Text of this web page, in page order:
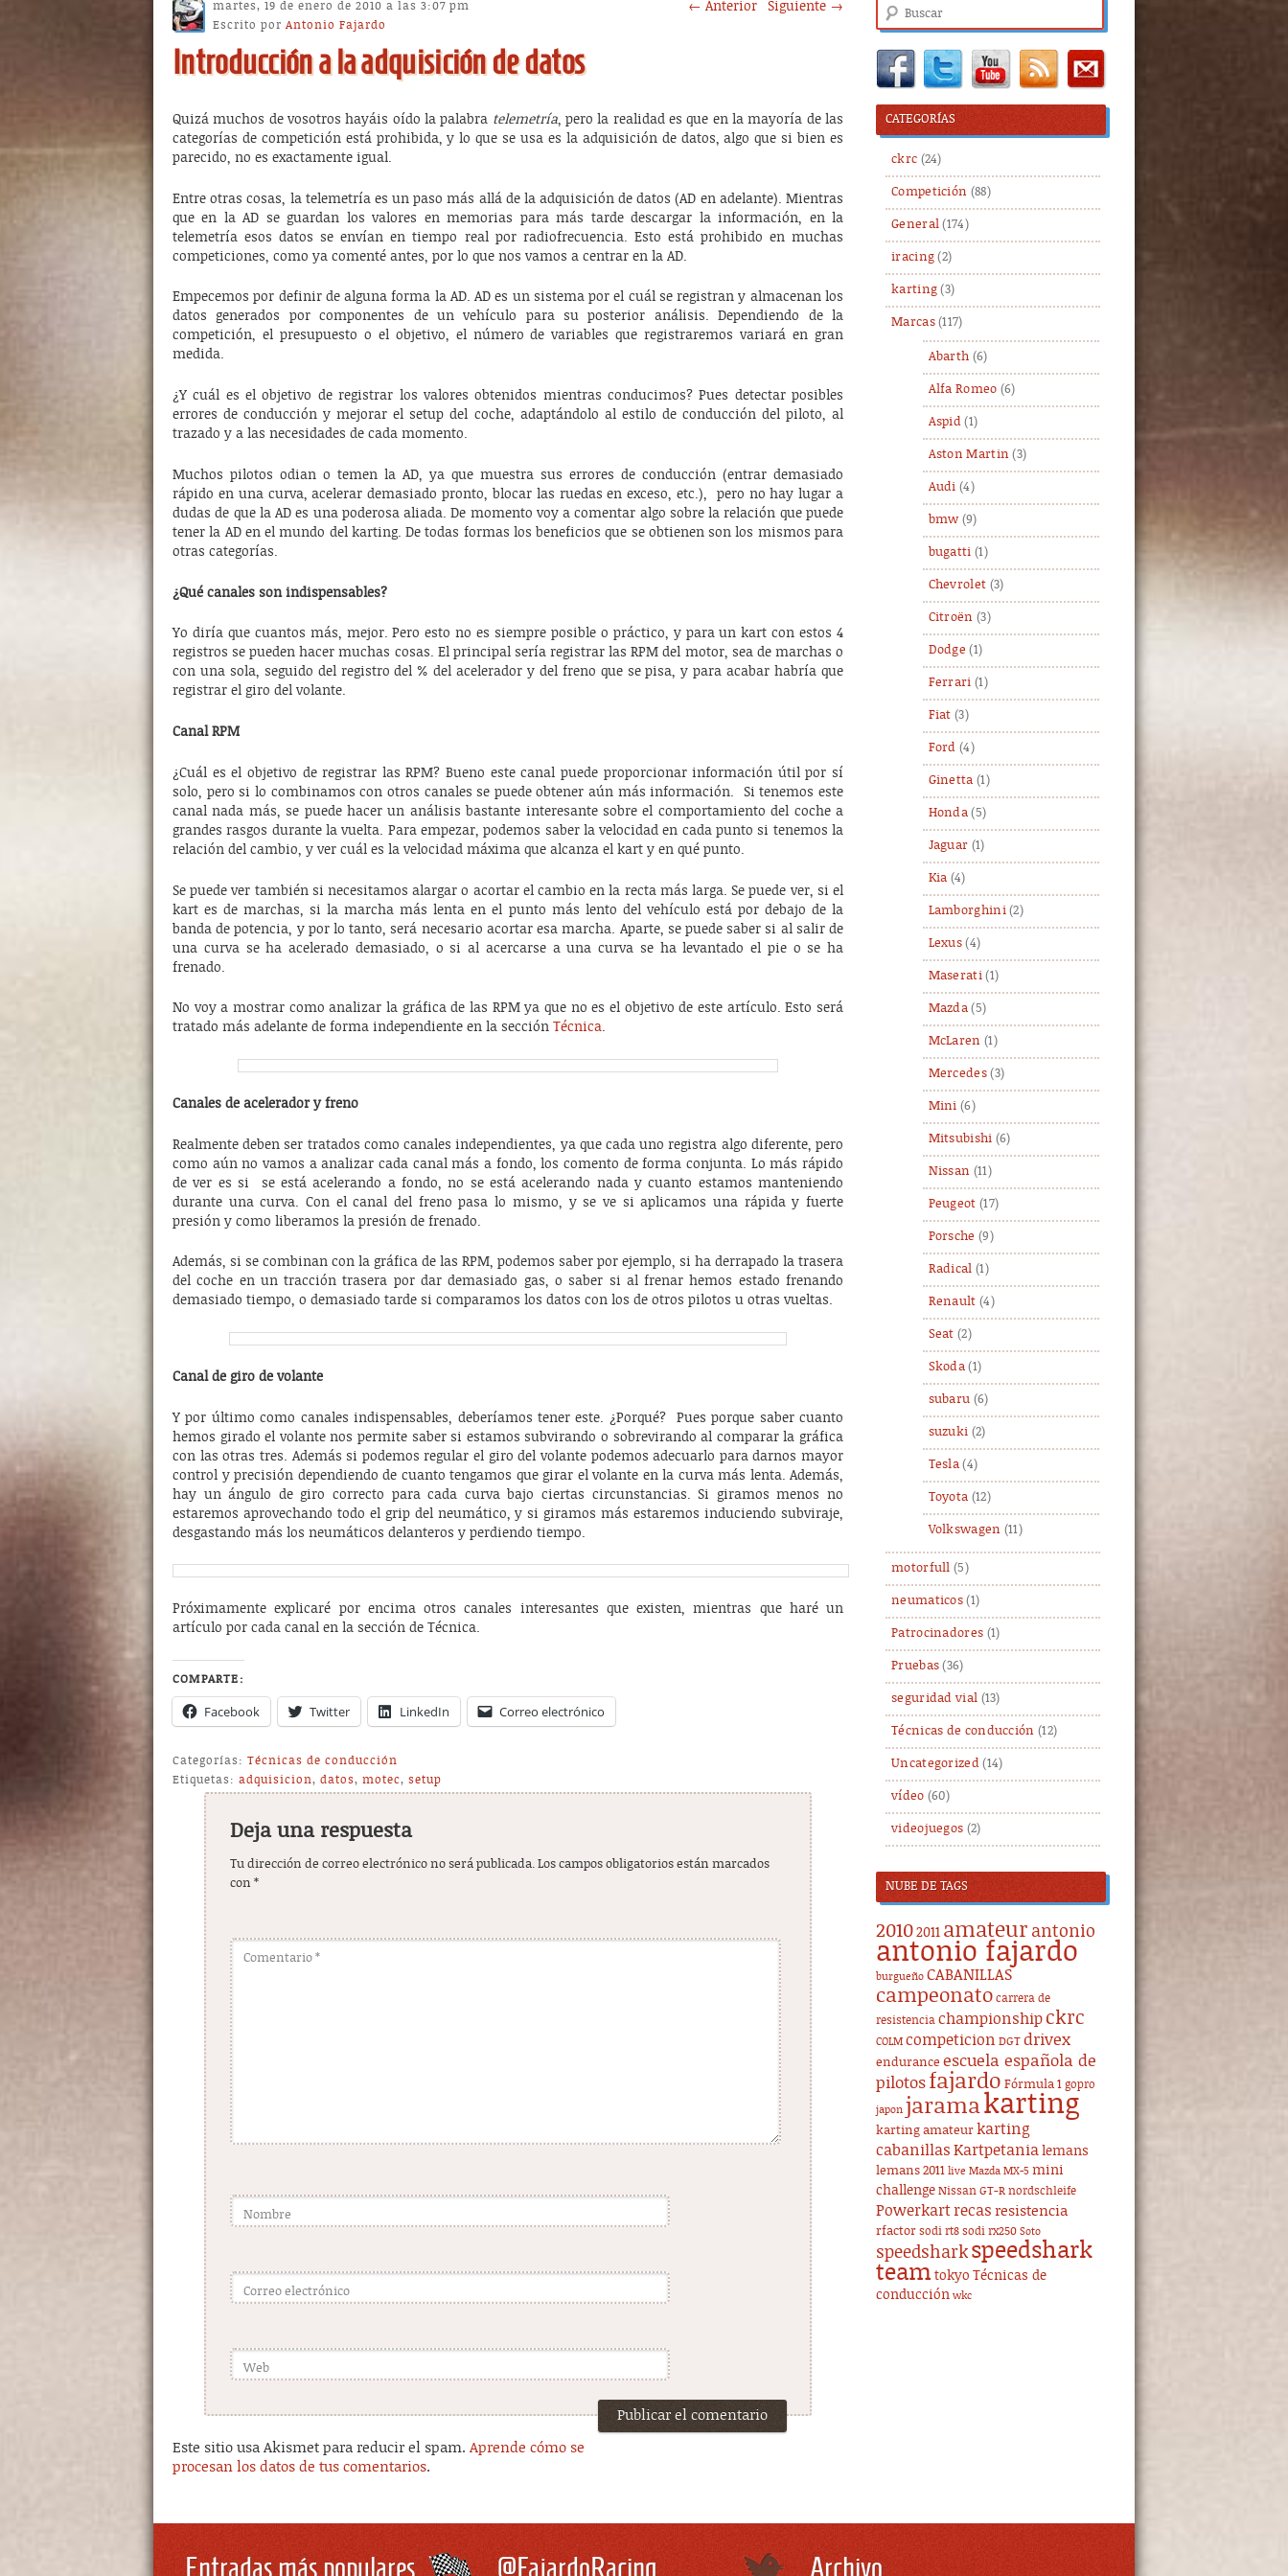
← Anterior Siguiente →
Introducción a la adquisición de datos
martes, 19 de enero de 2010 a las 3:07 pm
Escrito por Antonio Fajardo
Quizá muchos de vosotros hayáis oído la palabra telemetría, pero la realidad es que en la mayoría de las
categorías de competición está prohibida, y lo que se usa es la adquisición de datos, algo que si bien es
parecido, no es exactamente igual.
Entre otras cosas, la telemetría es un paso más allá de la adquisición de datos (AD en adelante). Mientras
que en la AD se guardan los valores en memorias para más tarde descargar la información, en la
telemetría esos datos se envían en tiempo real por radiofrecuencia. Esto está prohibido en muchas
competiciones, como ya comenté antes, por lo que nos vamos a centrar en la AD.
Empecemos por definir de alguna forma la AD. AD es un sistema por el cuál se registran y almacenan los
datos generados por componentes de un vehículo para su posterior análisis. Dependiendo de la
competición, el presupuesto o el objetivo, el número de variables que registraremos variará en gran
medida.
¿Y cuál es el objetivo de registrar los valores obtenidos mientras conducimos? Pues detectar posibles
errores de conducción y mejorar el setup del coche, adaptándolo al estilo de conducción del piloto, al
trazado y a las necesidades de cada momento.
Muchos pilotos odian o temen la AD, ya que muestra sus errores de conducción (entrar demasiado
rápido en una curva, acelerar demasiado pronto, blocar las ruedas en exceso, etc.), pero no hay lugar a
dudas de que la AD es una poderosa aliada. De momento voy a comentar algo sobre la relación que puede
tener la AD en el mundo del karting. De todas formas los beneficios que se obtienen son los mismos para
otras categorías.
¿Qué canales son indispensables?
Yo diría que cuantos más, mejor. Pero esto no es siempre posible o práctico, y para un kart con estos 4
registros se pueden hacer muchas cosas. El principal sería registrar las RPM del motor, sea de marchas o
con una sola, seguido del registro del % del acelerador y del freno que se pisa, y para acabar habría que
registrar el giro del volante.
Canal RPM
¿Cuál es el objetivo de registrar las RPM? Bueno este canal puede proporcionar información útil por sí
solo, pero si lo combinamos con otros canales se puede obtener aún más información. Si tenemos este
canal nada más, se puede hacer un análisis bastante interesante sobre el comportamiento del coche a
grandes rasgos durante la vuelta. Para empezar, podemos saber la velocidad en cada punto si tenemos la
relación del cambio, y ver cuál es la velocidad máxima que alcanza el kart y en qué punto.
Se puede ver también si necesitamos alargar o acortar el cambio en la recta más larga. Se puede ver, si el
kart es de marchas, si la marcha más lenta en el punto más lento del vehículo está por debajo de la
banda de potencia, y por lo tanto, será necesario acortar esa marcha. Aparte, se puede saber si al salir de
una curva se ha acelerado demasiado, o si al acercarse a una curva se ha levantado el pie o se ha
frenado.
No voy a mostrar como analizar la gráfica de las RPM ya que no es el objetivo de este artículo. Esto será
tratado más adelante de forma independiente en la sección Técnica.
Canales de acelerador y freno
Realmente deben ser tratados como canales independientes, ya que cada uno registra algo diferente, pero
como aún no vamos a analizar cada canal más a fondo, los comento de forma conjunta. Lo más rápido
de ver es si se está acelerando a fondo, no se está acelerando nada y cuanto estamos manteniendo
durante una curva. Con el canal del freno pasa lo mismo, y se ve si aplicamos una rápida y fuerte
presión y como liberamos la presión de frenado.
Además, si se combinan con la gráfica de las RPM, podemos saber por ejemplo, si ha derrapado la trasera
del coche en un tracción trasera por dar demasiado gas, o saber si al frenar hemos estado frenando
demasiado tiempo, o demasiado tarde si comparamos los datos con los de otros pilotos u otras vueltas.
Canal de giro de volante
Y por último como canales indispensables, deberíamos tener este. ¿Porqué? Pues porque saber cuanto
hemos girado el volante nos permite saber si estamos subvirando o sobrevirando al comparar la gráfica
con las otras tres. Además si podemos regular el giro del volante podemos adecuarlo para darnos mayor
control y precisión dependiendo de cuanto tengamos que girar el volante en la curva más lenta. Además,
hay un ángulo de giro correcto para cada curva bajo ciertas circunstancias. Si giramos menos no
estaremos aprovechando todo el grip del neumático, y si giramos más estaremos induciendo subviraje,
desgastando más los neumáticos delanteros y perdiendo tiempo.
Próximamente explicaré por encima otros canales interesantes que existen, mientras que haré un
artículo por cada canal en la sección de Técnica.
COMPARTE:
Facebook Twitter LinkedIn Correo electrónico
Categorías: Técnicas de conducción
Etiquetas: adquisicion, datos, motec, setup
Deja una respuesta
Tu dirección de correo electrónico no será publicada. Los campos obligatorios están marcados
con *
Comentario *
Nombre
Correo electrónico
Web
Este sitio usa Akismet para reducir el spam. Aprende cómo se
procesan los datos de tus comentarios.
Buscar
CATEGORÍAS
ckrc (24)
Competición (88)
General (174)
iracing (2)
karting (3)
Marcas(117)
Abarth (6)
Alfa Romeo (6)
Aspid (1)
Aston Martin (3)
Audi (4)
bmw (9)
bugatti (1)
Chevrolet (3)
Citroën (3)
Dodge (1)
Ferrari (1)
Fiat (3)
Ford (4)
Ginetta (1)
Honda (5)
Jaguar (1)
Kia (4)
Lamborghini(2)
Lexus (4)
Maserati(1)
Mazda (5)
McLaren (1)
Mercedes(3)
Mini (6)
Mitsubishi (6)
Nissan (11)
Peugeot (17)
Porsche (9)
Radical (1)
Renault (4)
Seat (2)
Skoda (1)
subaru (6)
suzuki (2)
Tesla (4)
Toyota (12)
Volkswagen (11)
motorfull (5)
neumaticos (1)
Patrocinadores (1)
Pruebas (36)
seguridad vial (13)
Técnicas de conducción (12)
Uncategorized(14)
vídeo (60)
videojuegos (2)
NUBE DE TAGS
20102011 amateur antonio
antonio fajardo
burgueño CABANILLAS
campeonato carrera de
resistencia championship ckrc
COLM competicion DGT drivex
endurance escuela española de
pilotos fajardo Fórmula 1 gopro
japon jaramakarting
karting amateur karting
cabanillas Kartpetanialemans
lemans 2011 live Mazda MX-5 mini
challenge Nissan GT-R nordschleife
Powerkart recas resistencia
rfactor sodi rt8 sodi rx250 Soto
speedshark speedshark
team tokyo Técnicas de
conducción wkc
Entradas más populares @FajardoRacing Archivo